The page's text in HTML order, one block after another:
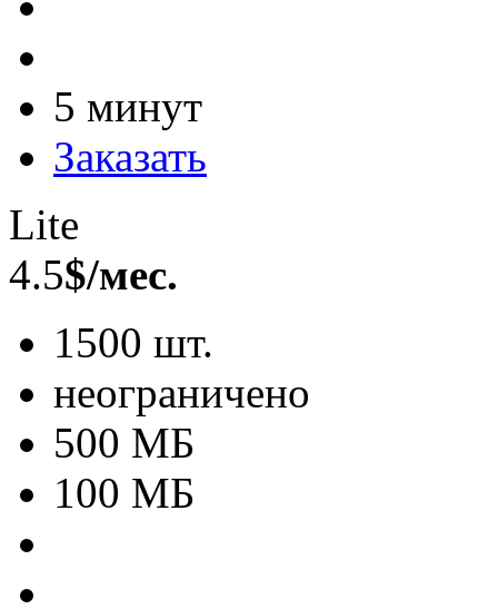
5 минут
Заказать
Lite
4.5$/мес.
1500 шт.
неограничено
500 МБ
100 МБ